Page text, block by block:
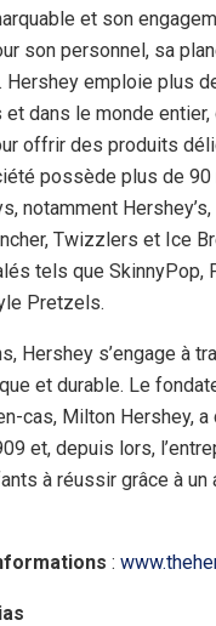
et son
son personnel, sa
Hershey emploie plus
et dans le monde
offrir des produits
possède plus de 90
notamment
Twizzlers et Ice
tels que SkinnyPop,
Pretzels.
Hershey s’engage à
et durable. Le
cas, Milton Hershey,
et, depuis lors,
à réussir grâce à un
: